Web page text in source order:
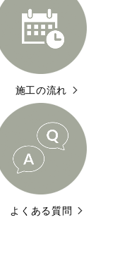
施工の流れ
よくある質問